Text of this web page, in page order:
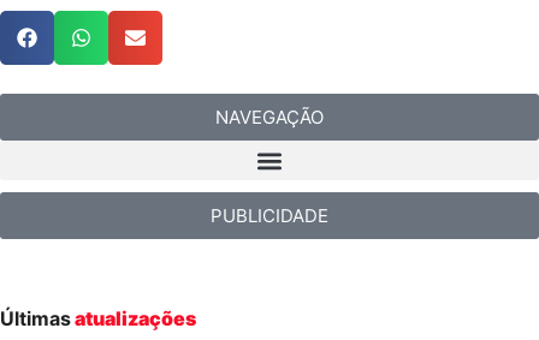
NAVEGAÇÃO
PUBLICIDADE
Últimasatualizações